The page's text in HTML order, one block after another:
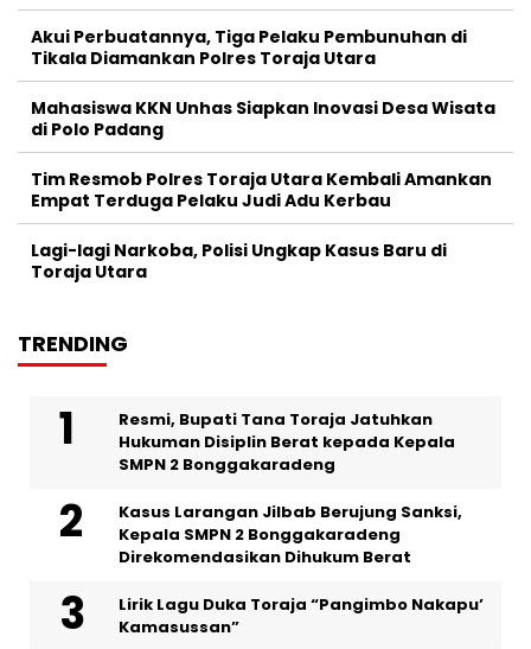
Akui Perbuatannya, Tiga Pelaku Pembunuhan di
Tikala Diamankan Polres Toraja Utara
Mahasiswa KKN Unhas Siapkan Inovasi Desa Wisata
di Polo Padang
Tim Resmob Polres Toraja Utara Kembali Amankan
Empat Terduga Pelaku Judi Adu Kerbau
Lagi-lagi Narkoba, Polisi Ungkap Kasus Baru di
Toraja Utara
TRENDING
Resmi, Bupati Tana Toraja Jatuhkan
Hukuman Disiplin Berat kepada Kepala
SMPN 2 Bonggakaradeng
Kasus Larangan Jilbab Berujung Sanksi,
Kepala SMPN 2 Bonggakaradeng
Direkomendasikan Dihukum Berat
Lirik Lagu Duka Toraja “Pangimbo Nakapu’
Kamasussan”